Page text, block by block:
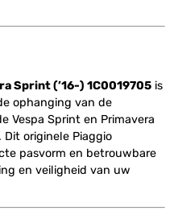
Sprint (’16-) 1C0019705 is
ophanging van de
Vespa Sprint en Primavera
originele Piaggio
pasvorm en betrouwbare
en veiligheid van uw